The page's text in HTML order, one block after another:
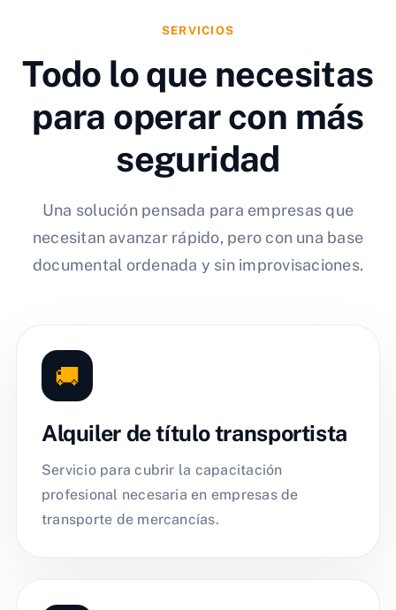
SERVICIOS
Todo lo que necesitas
para operar con más
seguridad
Una solución pensada para empresas que
necesitan avanzar rápido, pero con una base
documental ordenada y sin improvisaciones.
🚚
Alquiler de título transportista
Servicio para cubrir la capacitación
profesional necesaria en empresas de
transporte de mercancías.